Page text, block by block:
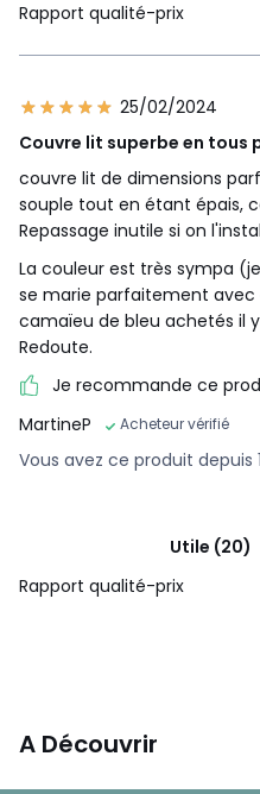
Rapport qualité-prix
25/02/2024
Couvre lit superbe en tous
couvre lit de dimensions
souple tout en étant épais,
Repassage inutile si on
La couleur est très sympa
se marie parfaitement avec
camaïeu de bleu achetés il
Redoute.
Je recommande ce
MartineP
Acheteur vérifié
Vous avez ce produit depuis
Utile (20)
Rapport qualité-prix
A Découvrir